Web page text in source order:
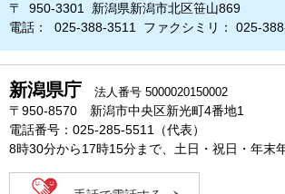
〒 950-3301 新潟県新潟市北区笹山869
電話： 025-388-3511 ファクシミリ： 025-
新潟県庁 法人番号 5000020150002
〒950-8570 新潟市中央区新光町4番地1
電話番号：025-285-5511（代表）
8時30分から17時15分まで、土日・祝日・年末